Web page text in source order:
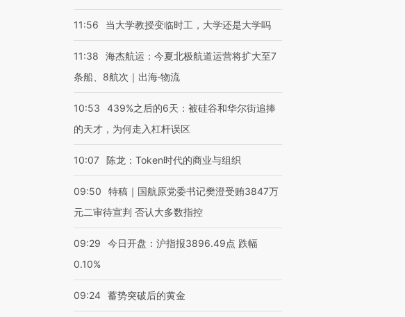
11:56 当大学教授变临时工，大学还是大学吗
11:38
海杰航运：今夏北极航道运营将扩大至7
条船、8航次｜出海·物流
10:53
439%之后的6天：被硅谷和华尔街追捧
的天才，为何走入杠杆误区
10:07 陈龙：Token时代的商业与组织
09:50
特稿｜国航原党委书记樊澄受贿3847万
元二审待宣判 否认大多数指控
09:29
今日开盘：沪指报3896.49点 跌幅
0.10%
09:24 蓄势突破后的黄金